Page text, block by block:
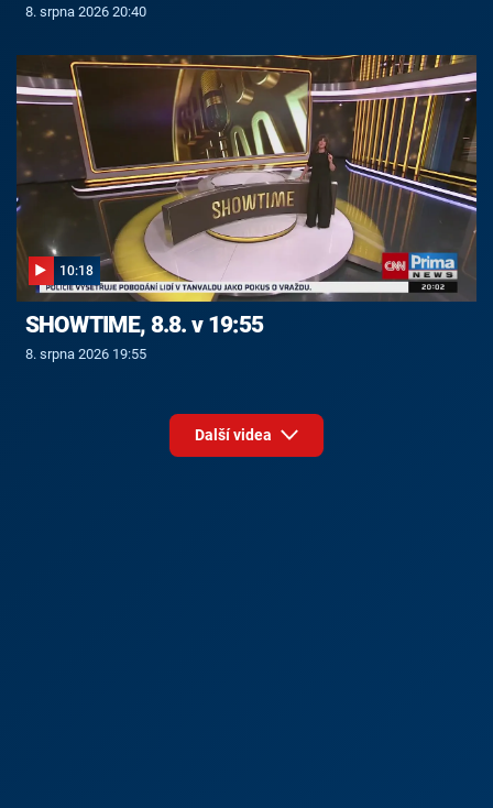
8. srpna 2026 20:40
10:18
SHOWTIME, 8.8. v 19:55
8. srpna 2026 19:55
Další videa